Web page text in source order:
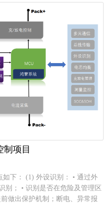
项目
下： (1) 外设识别： • 通过外
别； • 识别是否在危险及管理区
做出保护机制；断电、异常报